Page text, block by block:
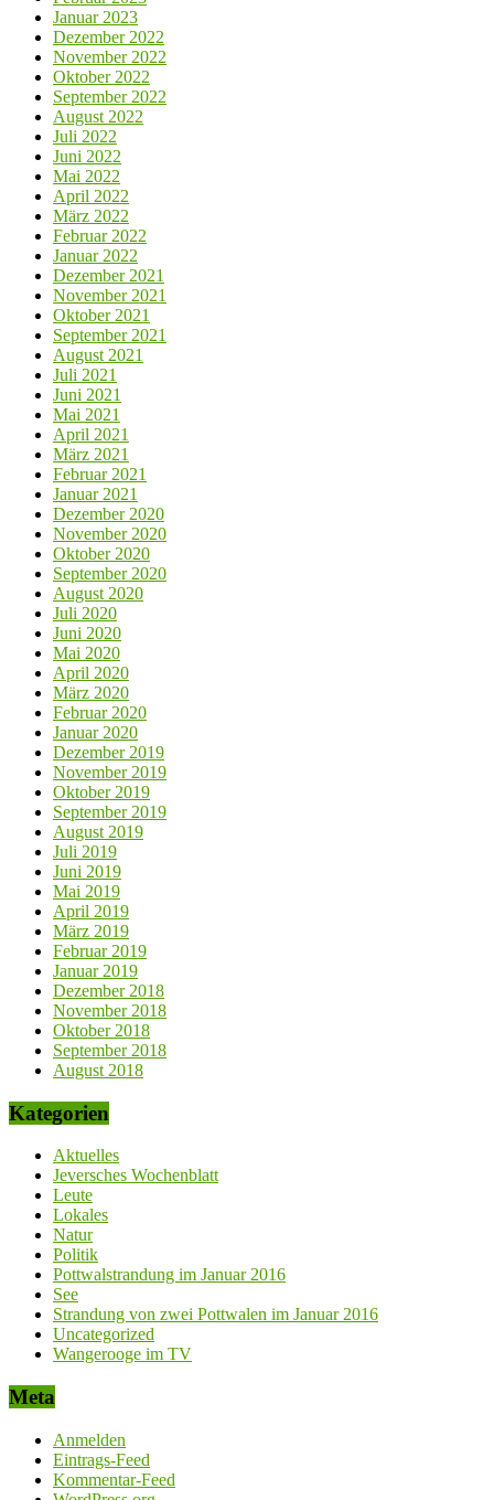
Januar 2023
Dezember 2022
November 2022
Oktober 2022
September 2022
August 2022
Juli 2022
Juni 2022
Mai 2022
April 2022
März 2022
Februar 2022
Januar 2022
Dezember 2021
November 2021
Oktober 2021
September 2021
August 2021
Juli 2021
Juni 2021
Mai 2021
April 2021
März 2021
Februar 2021
Januar 2021
Dezember 2020
November 2020
Oktober 2020
September 2020
August 2020
Juli 2020
Juni 2020
Mai 2020
April 2020
März 2020
Februar 2020
Januar 2020
Dezember 2019
November 2019
Oktober 2019
September 2019
August 2019
Juli 2019
Juni 2019
Mai 2019
April 2019
März 2019
Februar 2019
Januar 2019
Dezember 2018
November 2018
Oktober 2018
September 2018
August 2018
Kategorien
Aktuelles
Jeversches Wochenblatt
Leute
Lokales
Natur
Politik
Pottwalstrandung im Januar 2016
See
Strandung von zwei Pottwalen im Januar 2016
Uncategorized
Wangerooge im TV
Meta
Anmelden
Eintrags-Feed
Kommentar-Feed